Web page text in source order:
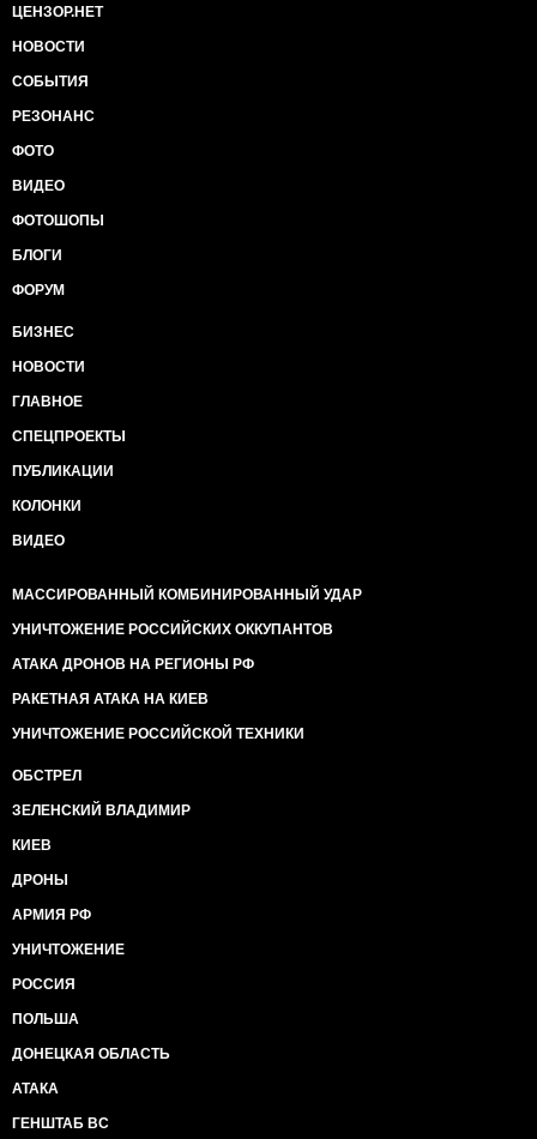
ЦЕНЗОР.НЕТ
НОВОСТИ
СОБЫТИЯ
РЕЗОНАНС
ФОТО
ВИДЕО
ФОТОШОПЫ
БЛОГИ
ФОРУМ
БИЗНЕС
НОВОСТИ
ГЛАВНОЕ
СПЕЦПРОЕКТЫ
ПУБЛИКАЦИИ
КОЛОНКИ
ВИДЕО
МАССИРОВАННЫЙ КОМБИНИРОВАННЫЙ УДАР
УНИЧТОЖЕНИЕ РОССИЙСКИХ ОККУПАНТОВ
АТАКА ДРОНОВ НА РЕГИОНЫ РФ
РАКЕТНАЯ АТАКА НА КИЕВ
УНИЧТОЖЕНИЕ РОССИЙСКОЙ ТЕХНИКИ
ОБСТРЕЛ
ЗЕЛЕНСКИЙ ВЛАДИМИР
КИЕВ
ДРОНЫ
АРМИЯ РФ
УНИЧТОЖЕНИЕ
РОССИЯ
ПОЛЬША
ДОНЕЦКАЯ ОБЛАСТЬ
АТАКА
ГЕНШТАБ ВС